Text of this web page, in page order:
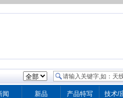
闻 新品 产品特写 技术/